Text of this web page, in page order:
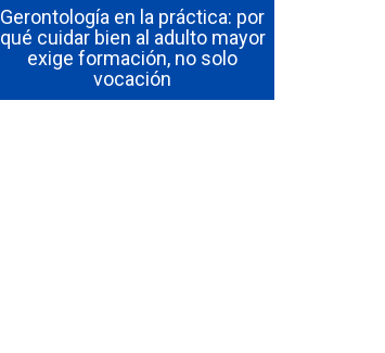
Gerontología en la práctica: por
qué cuidar bien al adulto mayor
exige formación, no solo
vocación